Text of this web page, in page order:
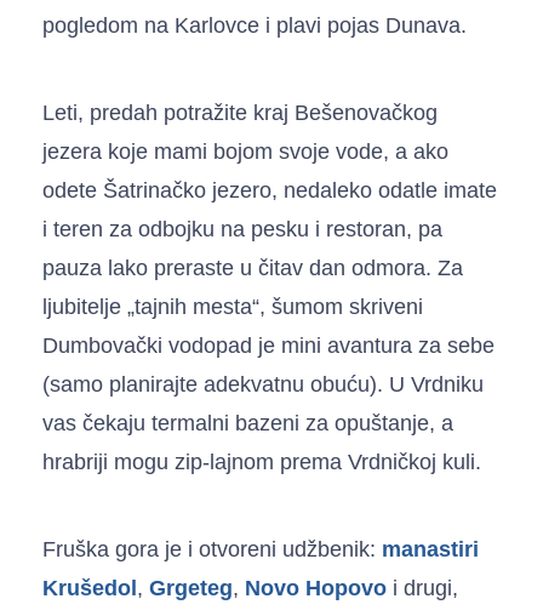
pogledom na Karlovce i plavi pojas Dunava.
Leti, predah potražite kraj Bešenovačkog
jezera koje mami bojom svoje vode, a ako
odete Šatrinačko jezero, nedaleko odatle imate
i teren za odbojku na pesku i restoran, pa
pauza lako preraste u čitav dan odmora. Za
ljubitelje „tajnih mesta“, šumom skriveni
Dumbovački vodopad je mini avantura za sebe
(samo planirajte adekvatnu obuću). U Vrdniku
vas čekaju termalni bazeni za opuštanje, a
hrabriji mogu zip-lajnom prema Vrdničkoj kuli.
Fruška gora je i otvoreni udžbenik: manastiri
Krušedol, Grgeteg, Novo Hopovo i drugi,